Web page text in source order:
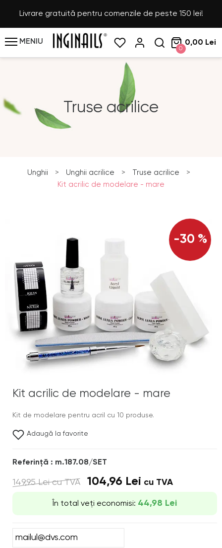
Livrare gratuită pentru comenzile de peste 150 lei!
MENIU
0
0,00 Lei
Truse acrilice
Unghii > Unghii acrilice > Truse acrilice
>
Kit acrilic de modelare - mare
-30 %
Kit acrilic de modelare - mare
Kit de modelare pentru acril cu 10 produse.
Adaugă la favorite
Referinţă : m.187.08/SET
149,95 Leicu TVA 104,96 Lei cu TVA
În total veți economisi: 44,98 Lei